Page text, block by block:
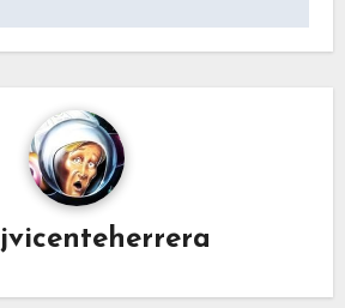
jvicenteherrera